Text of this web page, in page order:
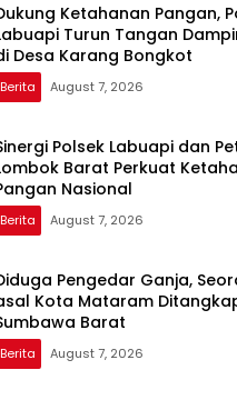
Ketahanan Pangan,
Turun Tangan
Desa Karang Bongkot
Berita August 7, 2026
Polsek Labuapi dan
Barat Perkuat
Nasional
Berita August 7, 2026
Pengedar Ganja,
Kota Mataram
Barat
Berita August 7, 2026